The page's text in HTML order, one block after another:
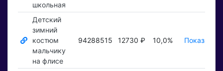
школьная
Детский
зимний
костюм
мальчику
на флисе
94288515 12730 ₽ 10,0% Показать ₽